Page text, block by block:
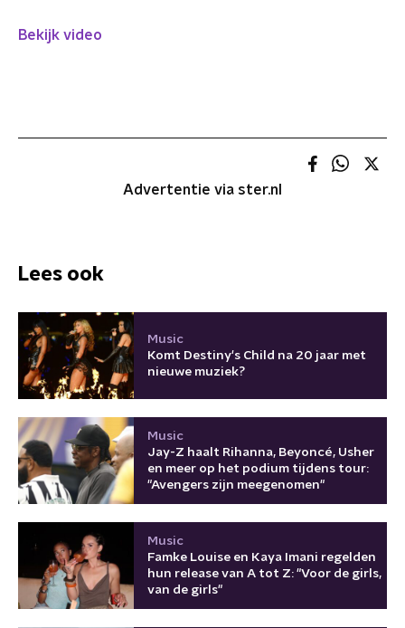
Bekijk video
Advertentie via ster.nl
Lees ook
Music
Komt Destiny's Child na 20 jaar met
nieuwe muziek?
Music
Jay-Z haalt Rihanna, Beyoncé, Usher
en meer op het podium tijdens tour:
"Avengers zijn meegenomen"
Music
Famke Louise en Kaya Imani regelden
hun release van A tot Z: "Voor de girls,
van de girls"